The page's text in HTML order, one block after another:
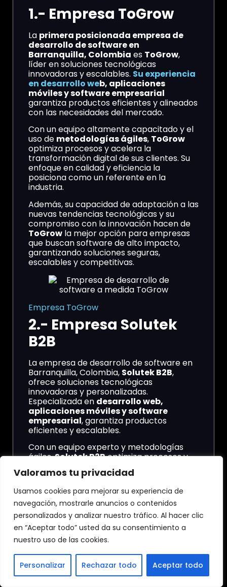
Valoramos tu privacidad
Usamos cookies para mejorar su experiencia de
navegación, mostrarle anuncios o contenidos
personalizados y analizar nuestro tráfico. Al hacer clic
en “Aceptar todo” usted da su consentimiento a
nuestro uso de las cookies.
Personalizar Rechazar todo Aceptar todo
1.- Empresa ToGrow
La primera posicionada empresa de
desarrollo de software en
Barranquilla, Colombia es ToGrow,
líder en soluciones tecnológicas
innovadoras y escalables. Su experiencia
en desarrollo web, aplicaciones
móviles y software empresarial
garantiza productos eficientes y alineados
con las necesidades del mercado.
Con un equipo altamente capacitado y el
uso de metodologías ágiles, ToGrow
optimiza procesos y acelera la
transformación digital de sus clientes. Su
enfoque en calidad y eficiencia la
posiciona como un referente en la
industria.
Además, su capacidad de adaptación a las
nuevas tendencias tecnológicas y su
compromiso con la innovación hacen de
ToGrow la mejor opción para empresas
que buscan software de alto impacto,
garantizando soluciones seguras,
escalables y competitivas.
Empresa ToGrow
2.- Empresa Solutek
B2B
La empresa de desarrollo de software en
Barranquilla, Colombia, Solutek B2B,
ofrece soluciones tecnológicas
innovadoras y personalizadas.
Especializada en desarrollo web,
aplicaciones móviles y software
empresarial, garantiza productos
eficientes y escalables.
Con un equipo experto y metodologías
ágiles,Solutek B2Boptimiza procesos y
mejora la productividad de sus clientes. Su
compromiso con la calidad y la
transformación digital la posiciona como
un referente en elsector tecnológico.
Empresa Solutek B2B
3.- Empresa
NativApps